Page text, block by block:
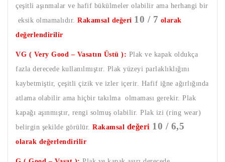
çeşitli aşınmalar ve hafif bükülmeler olabilir ama herhangi bir
eksik olmamalıdır. Rakamsal değeri 10 / 7 olarak
değerlendirilir
VG ( Very Good – Vasatın Üstü ): Plak ve kapak oldukça
fazla derecede kullanılmıştır. Plak yüzeyi parlaklıklığını
kaybetmiştir, çeşitli çizik ve izler içerir. Hafif iğne ağırlığında
atlama olabilir ama hiçbir takılma olmaması gerekir. Plak
kapağı aşınmıştır, rengi solmuş olabilir. Plak izi (ring wear)
belirgin şekilde görülür. Rakamsal değeri 10 / 6,5
olarak değerlendirilir